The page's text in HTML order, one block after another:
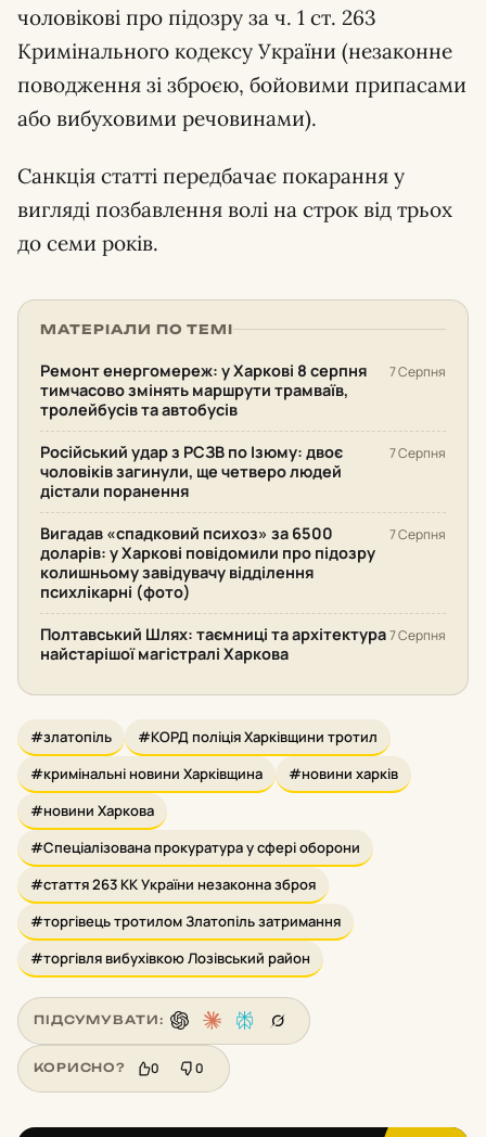
чоловікові про підозру за ч. 1 ст. 263
Кримінального кодексу України (незаконне
поводження зі зброєю, бойовими припасами
або вибуховими речовинами).
Санкція статті передбачає покарання у
вигляді позбавлення волі на строк від трьох
до семи років.
МАТЕРІАЛИ ПО ТЕМІ
Ремонт енергомереж: у Харкові 8 серпня
тимчасово змінять маршрути трамваїв,
тролейбусів та автобусів
7 Серпня
Російський удар з РСЗВ по Ізюму: двоє
чоловіків загинули, ще четверо людей
дістали поранення
7 Серпня
Вигадав «спадковий психоз» за 6500
доларів: у Харкові повідомили про підозру
колишньому завідувачу відділення
психлікарні (фото)
7 Серпня
Полтавський Шлях: таємниці та архітектура
найстарішої магістралі Харкова
7 Серпня
#златопіль
#КОРД поліція Харківщини тротил
#кримінальні новини Харківщина
#новини харків
#новини Харкова
#Спеціалізована прокуратура у сфері оборони
#стаття 263 КК України незаконна зброя
#торгівець тротилом Златопіль затримання
#торгівля вибухівкою Лозівський район
ПІДСУМУВАТИ:
КОРИСНО? 0 0